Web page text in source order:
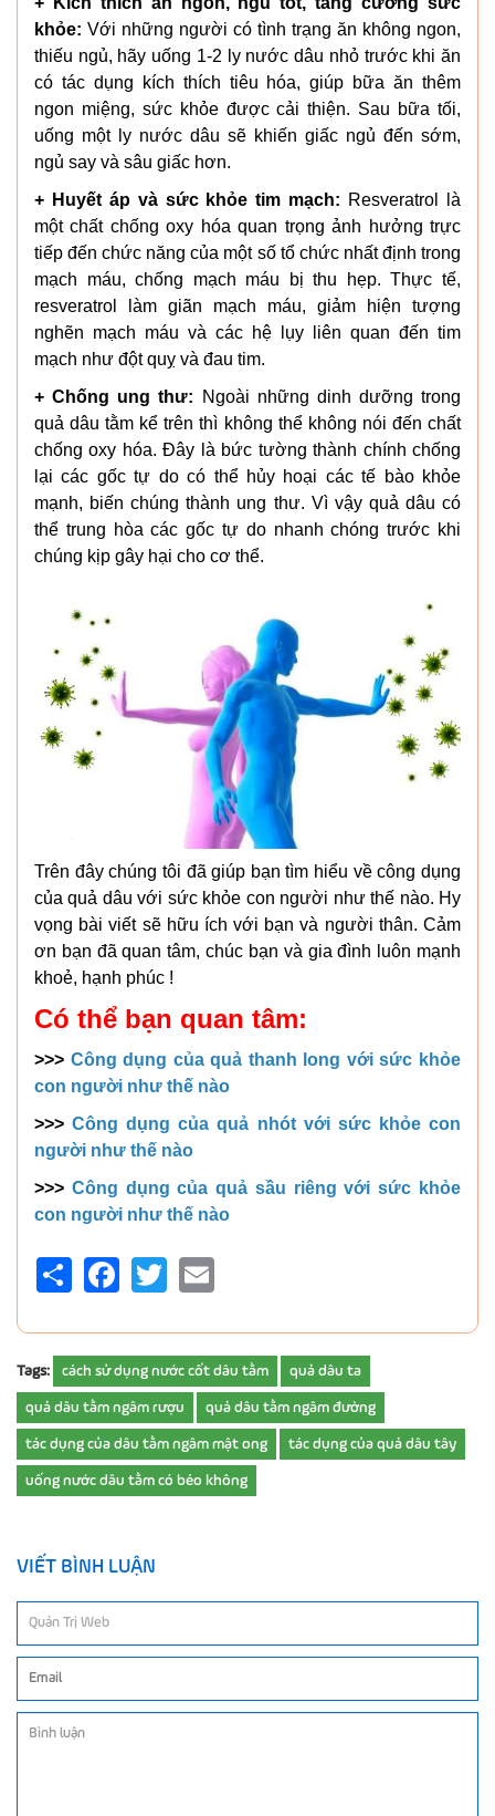
khỏe: Với những người có tình trạng ăn không ngon,
thiếu ngủ, hãy uống 1-2 ly nước dâu nhỏ trước khi ăn
có tác dụng kích thích tiêu hóa, giúp bữa ăn thêm
ngon miệng, sức khỏe được cải thiện. Sau bữa tối,
uống một ly nước dâu sẽ khiến giấc ngủ đến sớm,
ngủ say và sâu giấc hơn.
+ Huyết áp và sức khỏe tim mạch: Resveratrol là
một chất chống oxy hóa quan trọng ảnh hưởng trực
tiếp đến chức năng của một số tổ chức nhất định trong
mạch máu, chống mạch máu bị thu hẹp. Thực tế,
resveratrol làm giãn mạch máu, giảm hiện tượng
nghẽn mạch máu và các hệ lụy liên quan đến tim
mạch như đột quỵ và đau tim.
+ Chống ung thư: Ngoài những dinh dưỡng trong
quả dâu tằm kể trên thì không thể không nói đến chất
chống oxy hóa. Đây là bức tường thành chính chống
lại các gốc tự do có thể hủy hoại các tế bào khỏe
mạnh, biến chúng thành ung thư. Vì vậy quả dâu có
thể trung hòa các gốc tự do nhanh chóng trước khi
chúng kịp gây hại cho cơ thể.
Trên đây chúng tôi đã giúp bạn tìm hiểu về công dụng
của quả dâu với sức khỏe con người như thế nào. Hy
vọng bài viết sẽ hữu ích với bạn và người thân. Cảm
ơn bạn đã quan tâm, chúc bạn và gia đình luôn mạnh
khoẻ, hạnh phúc !
Có thể bạn quan tâm:
>>> Công dụng của quả thanh long với sức khỏe
con người như thế nào
>>>Công dụng của quả nhót với sức khỏe con
người như thế nào
>>> Công dụng của quả sầu riêng với sức khỏe
con người như thế nào
Share FacebookTwitter
Tags: cách sử dụng nước cốt dâu tằm quả dâu ta
quả dâu tằm ngâm rượu quả dâu tằm ngâm đường
tác dụng của dâu tằm ngâm mật ong tác dụng của quả dâu tây
uống nước dâu tằm có béo không
VIẾT BÌNH LUẬN